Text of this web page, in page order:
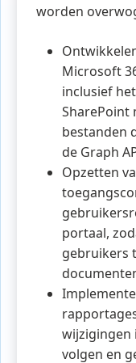
worden
Microsoft
inclusief
SharePoint
bestanden
de Graph
Opzetten
portaal,
gebruikers
wijzigingen
volgen en